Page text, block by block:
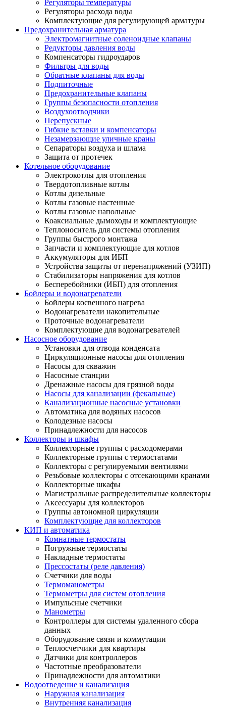
Регуляторы температуры
Регуляторы расхода воды
Комплектующие для регулирующей арматуры
Предохранительная арматура
Электромагнитные соленоидные клапаны
Редукторы давления воды
Компенсаторы гидроударов
Фильтры для воды
Обратные клапаны для воды
Подпиточные
Предохранительные клапаны
Группы безопасности отопления
Воздухоотводчики
Перепускные
Гибкие вставки и компенсаторы
Незамерзающие уличные краны
Сепараторы воздуха и шлама
Защита от протечек
Котельное оборудование
Электрокотлы для отопления
Твердотопливные котлы
Котлы дизельные
Котлы газовые настенные
Котлы газовые напольные
Коаксиальные дымоходы и комплектующие
Теплоноситель для системы отопления
Группы быстрого монтажа
Запчасти и комплектующие для котлов
Аккумуляторы для ИБП
Устройства защиты от перенапряжений (УЗИП)
Стабилизаторы напряжения для котлов
Бесперебойники (ИБП) для отопления
Бойлеры и водонагреватели
Бойлеры косвенного нагрева
Водонагреватели накопительные
Проточные водонагреватели
Комплектующие для водонагревателей
Насосное оборудование
Установки для отвода конденсата
Циркуляционные насосы для отопления
Насосы для скважин
Насосные станции
Дренажные насосы для грязной воды
Насосы для канализации (фекальные)
Канализационные насосные установки
Автоматика для водяных насосов
Колодезные насосы
Принадлежности для насосов
Коллекторы и шкафы
Коллекторные группы с расходомерами
Коллекторные группы с термостатами
Коллекторы с регулируемыми вентилями
Резьбовые коллекторы с отсекающими кранами
Коллекторные шкафы
Магистральные распределительные коллекторы
Аксессуары для коллекторов
Группы автономной циркуляции
Комплектующие для коллекторов
КИП и автоматика
Комнатные термостаты
Погружные термостаты
Накладные термостаты
Прессостаты (реле давления)
Счетчики для воды
Термоманометры
Термометры для систем отопления
Импульсные счетчики
Манометры
Контроллеры для системы удаленного сбора
данных
Оборудование связи и коммутации
Теплосчетчики для квартиры
Датчики для контроллеров
Частотные преобразователи
Принадлежности для автоматики
Водоотведение и канализация
Наружная канализация
Внутренняя канализация